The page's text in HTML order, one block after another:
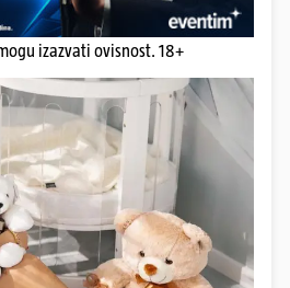
izazvati ovisnost. 18+